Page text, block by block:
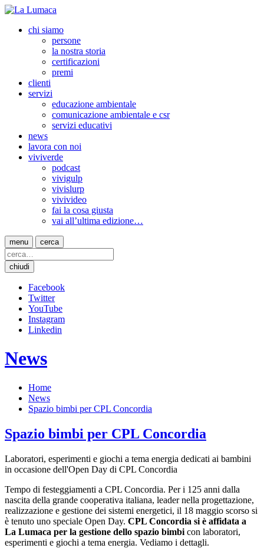
chi siamo
persone
la nostra storia
certificazioni
premi
clienti
servizi
educazione ambientale
comunicazione ambientale e csr
servizi educativi
news
lavora con noi
viviverde
podcast
vivigulp
vivislurp
vivivideo
fai la cosa giusta
vai all’ultima edizione…
menu cerca
chiudi
Facebook
Twitter
YouTube
Instagram
Linkedin
News
Home
News
Spazio bimbi per CPL Concordia
Spazio bimbi per CPL Concordia
Laboratori, esperimenti e giochi a tema energia dedicati ai bambini
in occasione dell'Open Day di CPL Concordia
Tempo di festeggiamenti a CPL Concordia. Per i 125 anni dalla
nascita della grande cooperativa italiana, leader nella progettazione,
realizzazione e gestione dei sistemi energetici, il 18 maggio scorso si
è tenuto uno speciale Open Day. CPL Concordia si è affidata a
La Lumaca per la gestione dello spazio bimbi con laboratori,
esperimenti e giochi a tema energia. Vediamo i dettagli.